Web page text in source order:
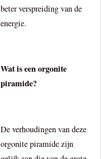
beter verspreiding van de
energie.
Wat is een orgonite
piramide?
De verhoudingen van deze
orgonite piramide zijn